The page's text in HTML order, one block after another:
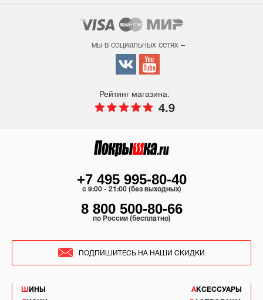
мы в социальных сетях –
Рейтинг магазина:
4.9
ШИНЫ
АКСЕССУАРЫ
+7 495 995-80-40
c 9:00 - 21:00 (без выходных)
8 800 500-80-66
по России (бесплатно)
ПОДПИШИТЕСЬ НА НАШИ СКИДКИ